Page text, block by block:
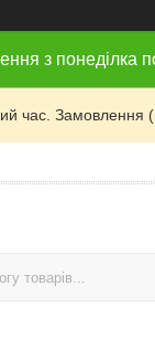
з понеділка
час.